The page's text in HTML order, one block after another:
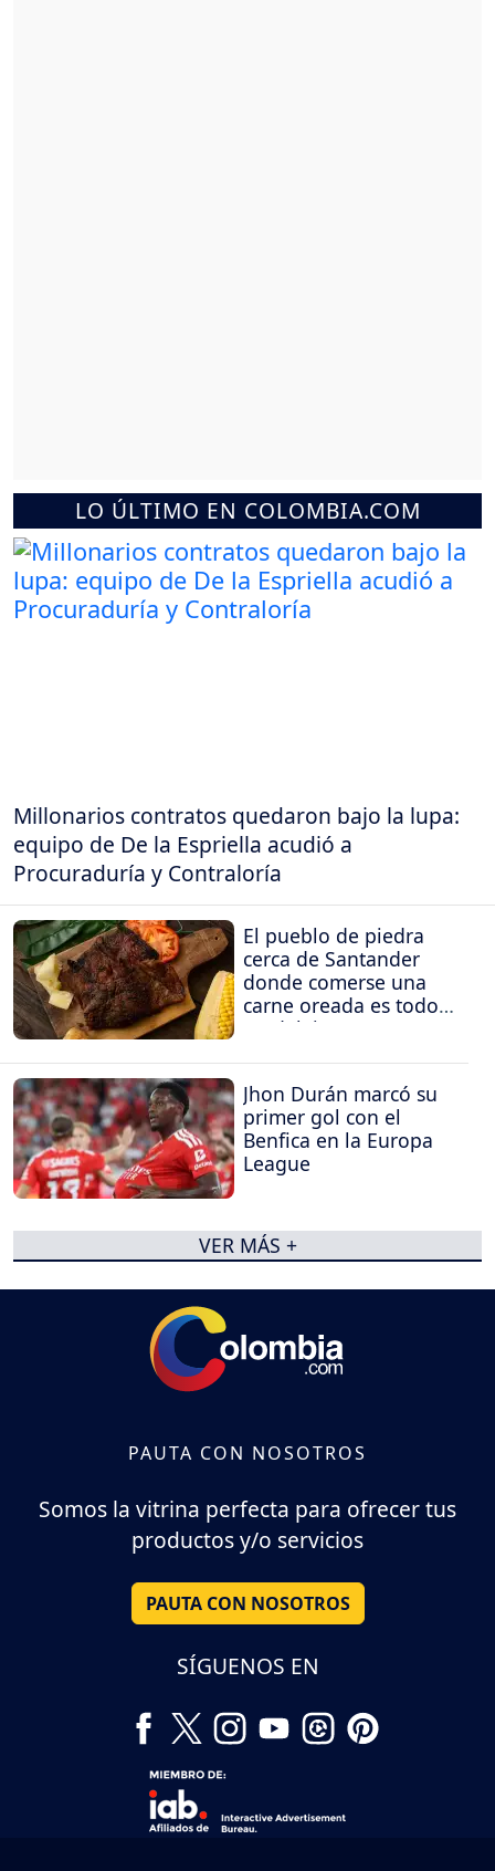
LO ÚLTIMO EN COLOMBIA.COM
Millonarios contratos quedaron bajo la lupa:
equipo de De la Espriella acudió a
Procuraduría y Contraloría
El pueblo de piedra
cerca de Santander
donde comerse una
carne oreada es todo
un deleite
Jhon Durán marcó su
primer gol con el
Benfica en la Europa
League
VER MÁS +
PAUTA CON NOSOTROS
Somos la vitrina perfecta para ofrecer tus
productos y/o servicios
PAUTA CON NOSOTROS
SÍGUENOS EN